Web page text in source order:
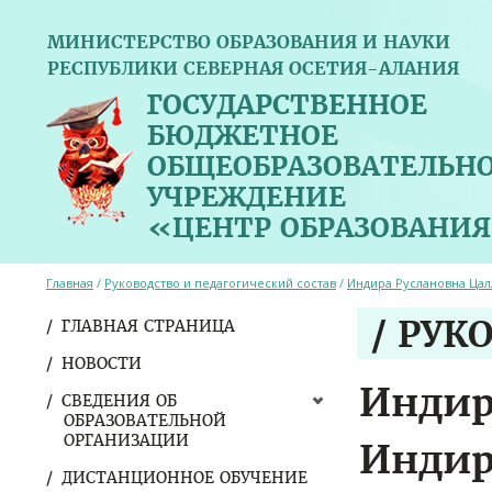
МИНИСТЕРСТВО ОБРАЗОВАНИЯ И НАУКИ
РЕСПУБЛИКИ СЕВЕРНАЯ ОСЕТИЯ-АЛАНИЯ
ГОСУДАРСТВЕННОЕ
БЮДЖЕТНОЕ
УЧРЕЖДЕНИЕ
«ЦЕНТР
ГЛАВНАЯ СТРАНИЦА
НОВОСТИ
СВЕДЕНИЯ ОБ
ОБРАЗОВАТЕЛЬНОЙ
ОРГАНИЗАЦИИ
ДИСТАНЦИОННОЕ ОБУЧЕНИЕ
Главная / Руководство и педагогический состав / Индира Руслановна
/